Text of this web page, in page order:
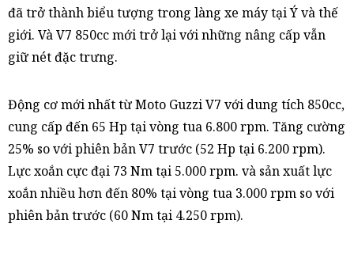
đã trở thành biểu tượng trong làng xe máy tại Ý và thế
giới. Và V7 850cc mới trở lại với những nâng cấp vẫn
giữ nét đặc trưng.
Động cơ mới nhất từ Moto Guzzi V7 với dung tích 850cc,
cung cấp đến 65 Hp tại vòng tua 6.800 rpm. Tăng cường
25% so với phiên bản V7 trước (52 Hp tại 6.200 rpm).
Lực xoắn cực đại 73 Nm tại 5.000 rpm. và sản xuất lực
xoắn nhiều hơn đến 80% tại vòng tua 3.000 rpm so với
phiên bản trước (60 Nm tại 4.250 rpm).